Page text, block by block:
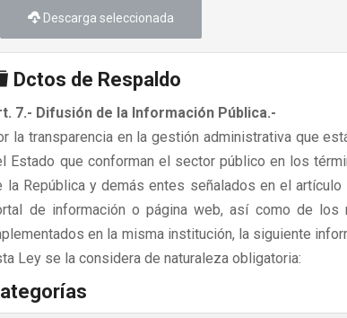
Descarga seleccionada
Carpeta
Dctos de Respaldo
7.- Difusión de la Información Pública.-
la transparencia en la gestión administrativa que
Estado que conforman el sector público en los
la República y demás entes señalados en el
de información o página web, así como de
en la misma institución, la siguiente
Ley se la considera de naturaleza obligatoria: